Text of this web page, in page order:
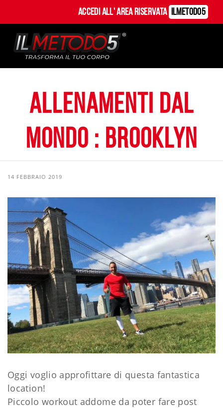
Accedi all' Area Riservata ILMetodo5
Allenamenti dal
mondo : Brooklyn
14 FEBBRAIO 2019
Oggi voglio approfittare di questa fantastica
location!
Piccolo workout addome da poter fare post